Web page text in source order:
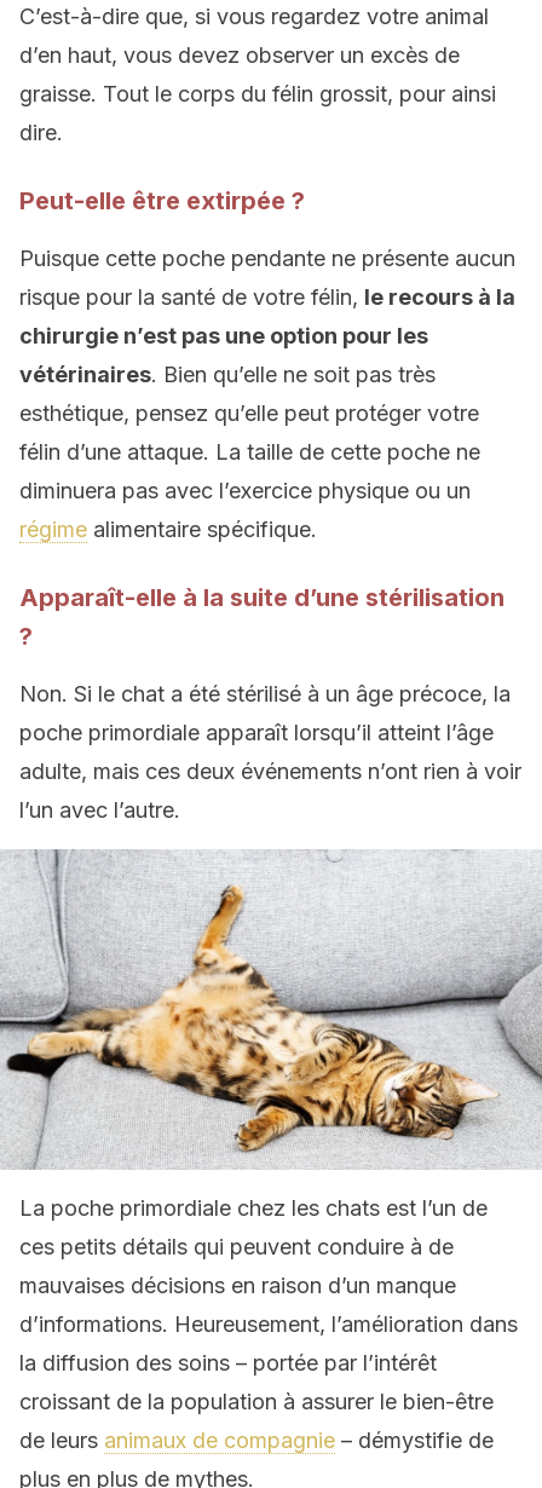
C’est-à-dire que, si vous regardez votre animal
d’en haut, vous devez observer un excès de
graisse. Tout le corps du félin grossit, pour ainsi
dire.
Peut-elle être extirpée ?
Puisque cette poche pendante ne présente aucun
risque pour la santé de votre félin, le recours à la
chirurgie n’est pas une option pour les
vétérinaires. Bien qu’elle ne soit pas très
esthétique, pensez qu’elle peut protéger votre
félin d’une attaque. La taille de cette poche ne
diminuera pas avec l’exercice physique ou un
régime alimentaire spécifique.
Apparaît-elle à la suite d’une stérilisation
?
Non. Si le chat a été stérilisé à un âge précoce, la
poche primordiale apparaît lorsqu’il atteint l’âge
adulte, mais ces deux événements n’ont rien à voir
l’un avec l’autre.
La poche primordiale chez les chats est l’un de
ces petits détails qui peuvent conduire à de
mauvaises décisions en raison d’un manque
d’informations. Heureusement, l’amélioration dans
la diffusion des soins – portée par l’intérêt
croissant de la population à assurer le bien-être
de leurs animaux de compagnie – démystifie de
plus en plus de mythes.